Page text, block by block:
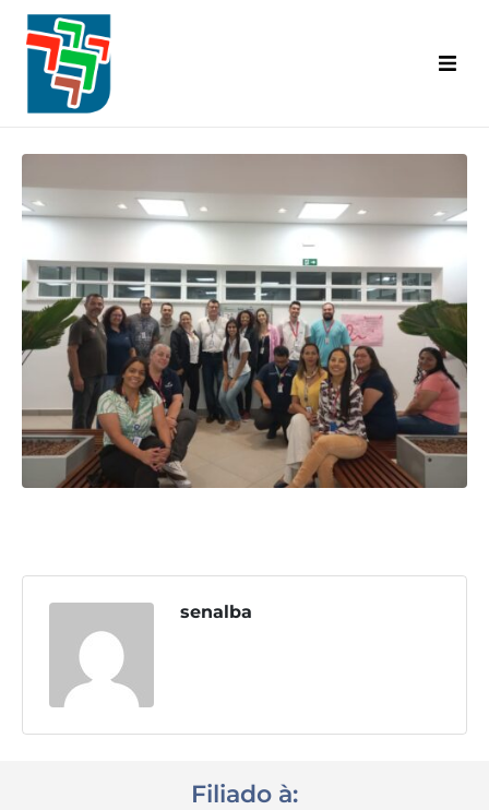
Inicial
Categorias Abrangidas
Base Territorial
Diretoria
Convênios
A.C.T. | C.C.T.
Informativo Senalba
Eventos
Contato
senalba
Filiado à: